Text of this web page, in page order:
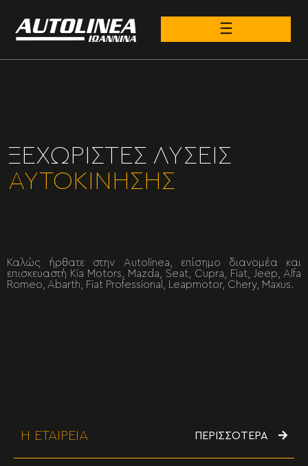
ΞΕΧΩΡΙΣΤΕΣ ΛΥΣΕΙΣ
ΑΥΤΟΚΙΝΗΣΗΣ
Καλώς ήρθατε στην Autolinea, επίσημο διανομέα και
επισκευαστή Kia Motors, Mazda, Seat, Cupra, Fiat, Jeep, Alfa
Romeo, Abarth, Fiat Professional, Leapmotor, Chery, Maxus.
Η ΕΤΑΙΡΕΙΑ ΠΕΡΙΣΣΟΤΕΡΑ